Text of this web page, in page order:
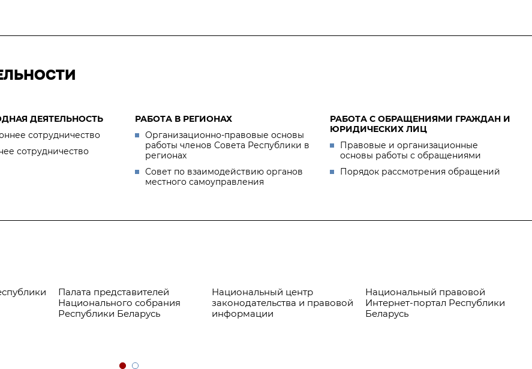
ДЕЯТЕЛЬНОСТЬ
сотрудничество
сотрудничество
РАБОТА В РЕГИОНАХ
Организационно-правовые основы
работы членов Совета Республики в
регионах
Совет по взаимодействию органов
местного самоуправления
РАБОТА С ОБРАЩЕНИЯМИ ГРАЖДАН И
ЮРИДИЧЕСКИХ ЛИЦ
Правовые и организационные
основы работы с обращениями
Порядок рассмотрения обращений
Палата представителей
Национального собрания
Республики Беларусь
Национальный центр
законодательства и правовой
информации
Национальный правовой
Интернет-портал Республики
Беларусь